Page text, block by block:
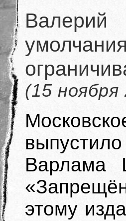
(15 ноября
Варлама
этому